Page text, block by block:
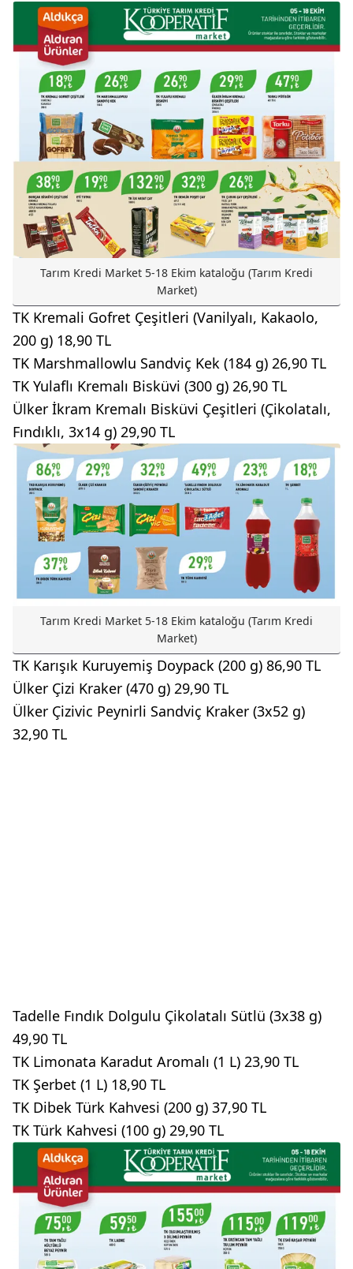
Tarım Kredi Market 5-18 Ekim kataloğu (Tarım Kredi
Market)
TK Kremali Gofret Çeşitleri (Vanilyalı, Kakaolo,
200 g) 18,90 TL
TK Marshmallowlu Sandviç Kek (184 g) 26,90 TL
TK Yulaflı Kremalı Bisküvi (300 g) 26,90 TL
Ülker İkram Kremalı Bisküvi Çeşitleri (Çikolatalı,
Fındıklı, 3x14 g) 29,90 TL
Tarım Kredi Market 5-18 Ekim kataloğu (Tarım Kredi
Market)
TK Karışık Kuruyemiş Doypack (200 g) 86,90 TL
Ülker Çizi Kraker (470 g) 29,90 TL
Ülker Çizivic Peynirli Sandviç Kraker (3x52 g)
32,90 TL
Tadelle Fındık Dolgulu Çikolatalı Sütlü (3x38 g)
49,90 TL
TK Limonata Karadut Aromalı (1 L) 23,90 TL
TK Şerbet (1 L) 18,90 TL
TK Dibek Türk Kahvesi (200 g) 37,90 TL
TK Türk Kahvesi (100 g) 29,90 TL